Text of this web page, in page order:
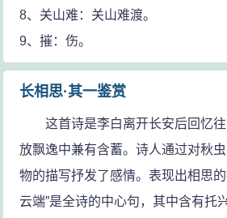
8、关山难：关山难渡。
9、摧：伤。
长相思·其一鉴赏
这首诗是李白离开长安后回忆往
放飘逸中兼有含蓄。诗人通过对秋
物的描写抒发了感情。表现出相思
云端”是全诗的中心句，其中含有托